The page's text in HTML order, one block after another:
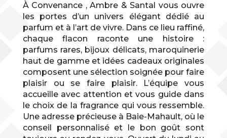
À Convenance , Ambre & Santal vous ouvre
les portes d’un univers élégant dédié au
parfum et à l’art de vivre. Dans ce lieu raffiné,
chaque flacon raconte une histoire :
parfums rares, bijoux délicats, maroquinerie
haut de gamme et idées cadeaux originales
composent une sélection soignée pour faire
plaisir ou se faire plaisir. L’équipe vous
accueille avec attention et vous guide dans
le choix de la fragrance qui vous ressemble.
Une adresse précieuse à Baie-Mahault, où le
conseil personnalisé et le bon goût sont